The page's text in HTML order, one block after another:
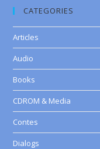
CATEGORIES
Articles
Audio
Books
CDROM & Media
Contes
Dialogs